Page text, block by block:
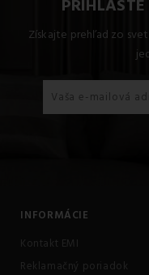
Získajte prehľad zo
INFORMÁCIE
Kontakt EMI
Reklamačný poriadok